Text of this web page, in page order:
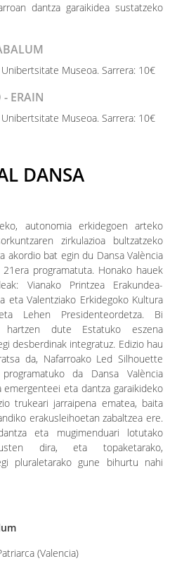
dantza garaikidea sustatzeko
Museoa. Sarrera: 10€
ERAIN
Museoa. Sarrera: 10€
DANSA
autonomia erkidegoen arteko
zirkulazioa bultzatzeko
akordio bat egin du Dansa València
programatuta. Honako hauek
Vianako Printzea Erakundea-
eta Valentziako Erkidegoko Kultura
Lehen Presidenteordetza. Bi
hartzen dute Estatuko eszena
desberdinak integratuz. Edizio hau
da, Nafarroako Led Silhouette
da Dansa València
emergenteei eta dantza garaikideko
trukeari jarraipena ematea, baita
erakusleihoetan zabaltzea ere.
eta mugimenduari lotutako
dira, eta topaketarako,
pluraletarako gune bihurtu nahi
(Valencia)